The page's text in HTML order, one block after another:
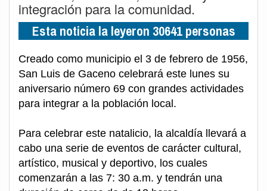
integración para la comunidad.
Esta noticia la leyeron 30641 personas
Creado como municipio el 3 de febrero de 1956,
San Luis de Gaceno celebrará este lunes su
aniversario número 69 con grandes actividades
para integrar a la población local.
Para celebrar este natalicio, la alcaldía llevará a
cabo una serie de eventos de carácter cultural,
artístico, musical y deportivo, los cuales
comenzarán a las 7: 30 a.m. y tendrán una